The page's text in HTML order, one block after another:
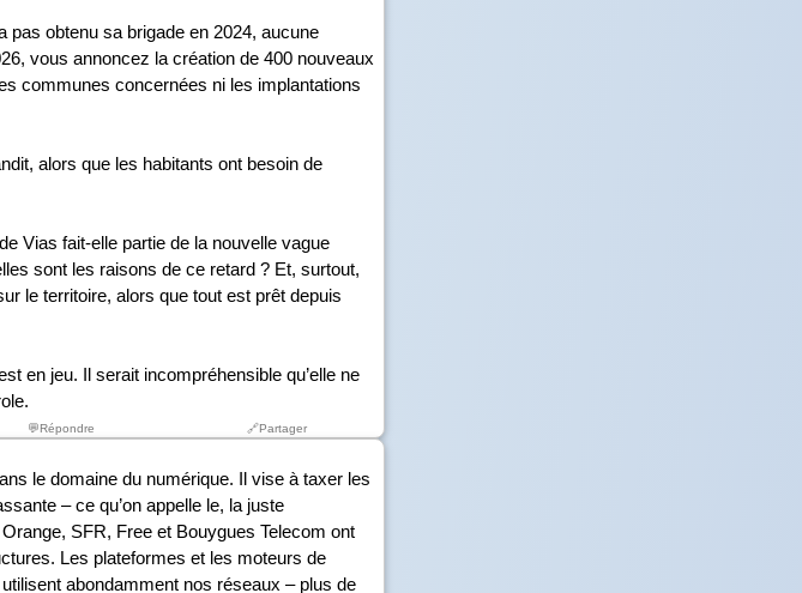
pas obtenu sa brigade en 2024, aucune
vous annoncez la création de 400 nouveaux
communes concernées ni les implantations
alors que les habitants ont besoin de
Vias fait-elle partie de la nouvelle vague
sont les raisons de ce retard ? Et, surtout,
le territoire, alors que tout est prêt depuis
en jeu. Il serait incompréhensible qu’elle ne
💬Répondre 🔗Partager
le domaine du numérique. Il vise à taxer les
– ce qu’on appelle le, la juste
SFR, Free et Bouygues Telecom ont
Les plateformes et les moteurs de
abondamment nos réseaux – plus de